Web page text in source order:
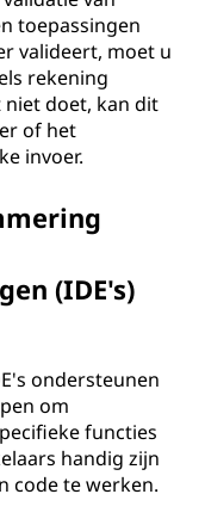
toepassingen
valideert, moet u
rekening
niet doet, kan dit
of het
invoer.
(IDE's)
ondersteunen
om
functies
handig zijn
code te werken.